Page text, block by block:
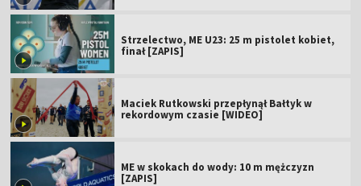
Strzelectwo, ME U23: 25 m pistolet kobiet,
finał [ZAPIS]
Maciek Rutkowski przepłynął Bałtyk w
rekordowym czasie [WIDEO]
ME w skokach do wody: 10 m mężczyzn
[ZAPIS]